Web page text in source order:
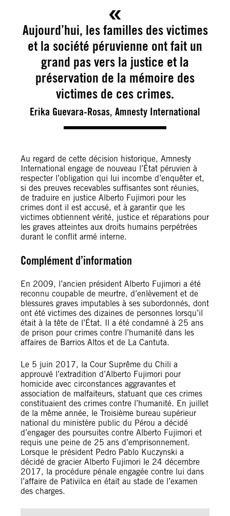
Aujourd’hui, les familles des victimes
et la société péruvienne ont fait un
grand pas vers la justice et la
préservation de la mémoire des
victimes de ces crimes.
Erika Guevara-Rosas, Amnesty International
Au regard de cette décision historique, Amnesty
International engage de nouveau l’État péruvien à
respecter l’obligation qui lui incombe d’enquêter et,
si des preuves recevables suffisantes sont réunies,
de traduire en justice Alberto Fujimori pour les
crimes dont il est accusé, et à garantir que les
victimes obtiennent vérité, justice et réparations pour
les graves atteintes aux droits humains perpétrées
durant le conflit armé interne.
Complément d’information
En 2009, l’ancien président Alberto Fujimori a été
reconnu coupable de meurtre, d’enlèvement et de
blessures graves imputables à ses subordonnés, dont
ont été victimes des dizaines de personnes lorsqu’il
était à la tête de l’État. Il a été condamné à 25 ans
de prison pour crimes contre l’humanité dans les
affaires de Barrios Altos et de La Cantuta.
Le 5 juin 2017, la Cour Suprême du Chili a
approuvé l’extradition d’Alberto Fujimori pour
homicide avec circonstances aggravantes et
association de malfaiteurs, statuant que ces crimes
constituaient des crimes contre l’humanité. En juillet
de la même année, le Troisième bureau supérieur
national du ministère public du Pérou a décidé
d’engager des poursuites contre Alberto Fujimori et
requis une peine de 25 ans d’emprisonnement.
Lorsque le président Pedro Pablo Kuczynski a
décidé de gracier Alberto Fujimori le 24 décembre
2017, la procédure pénale engagée contre lui dans
l’affaire de Pativilca en était au stade de l’examen
des charges.